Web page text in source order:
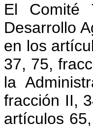
El Comité
Desarrollo
en los
37, 75,
la
fracción II,
artículos